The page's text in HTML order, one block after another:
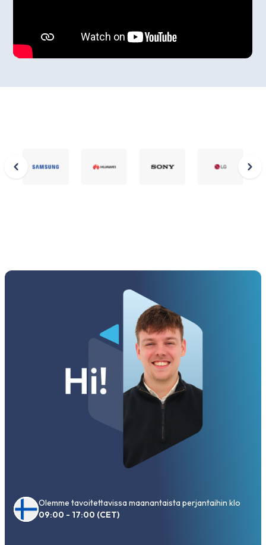
Olemme tavoitettavissa maanantaista perjantaihin klo
09:00 - 17:00 (CET)